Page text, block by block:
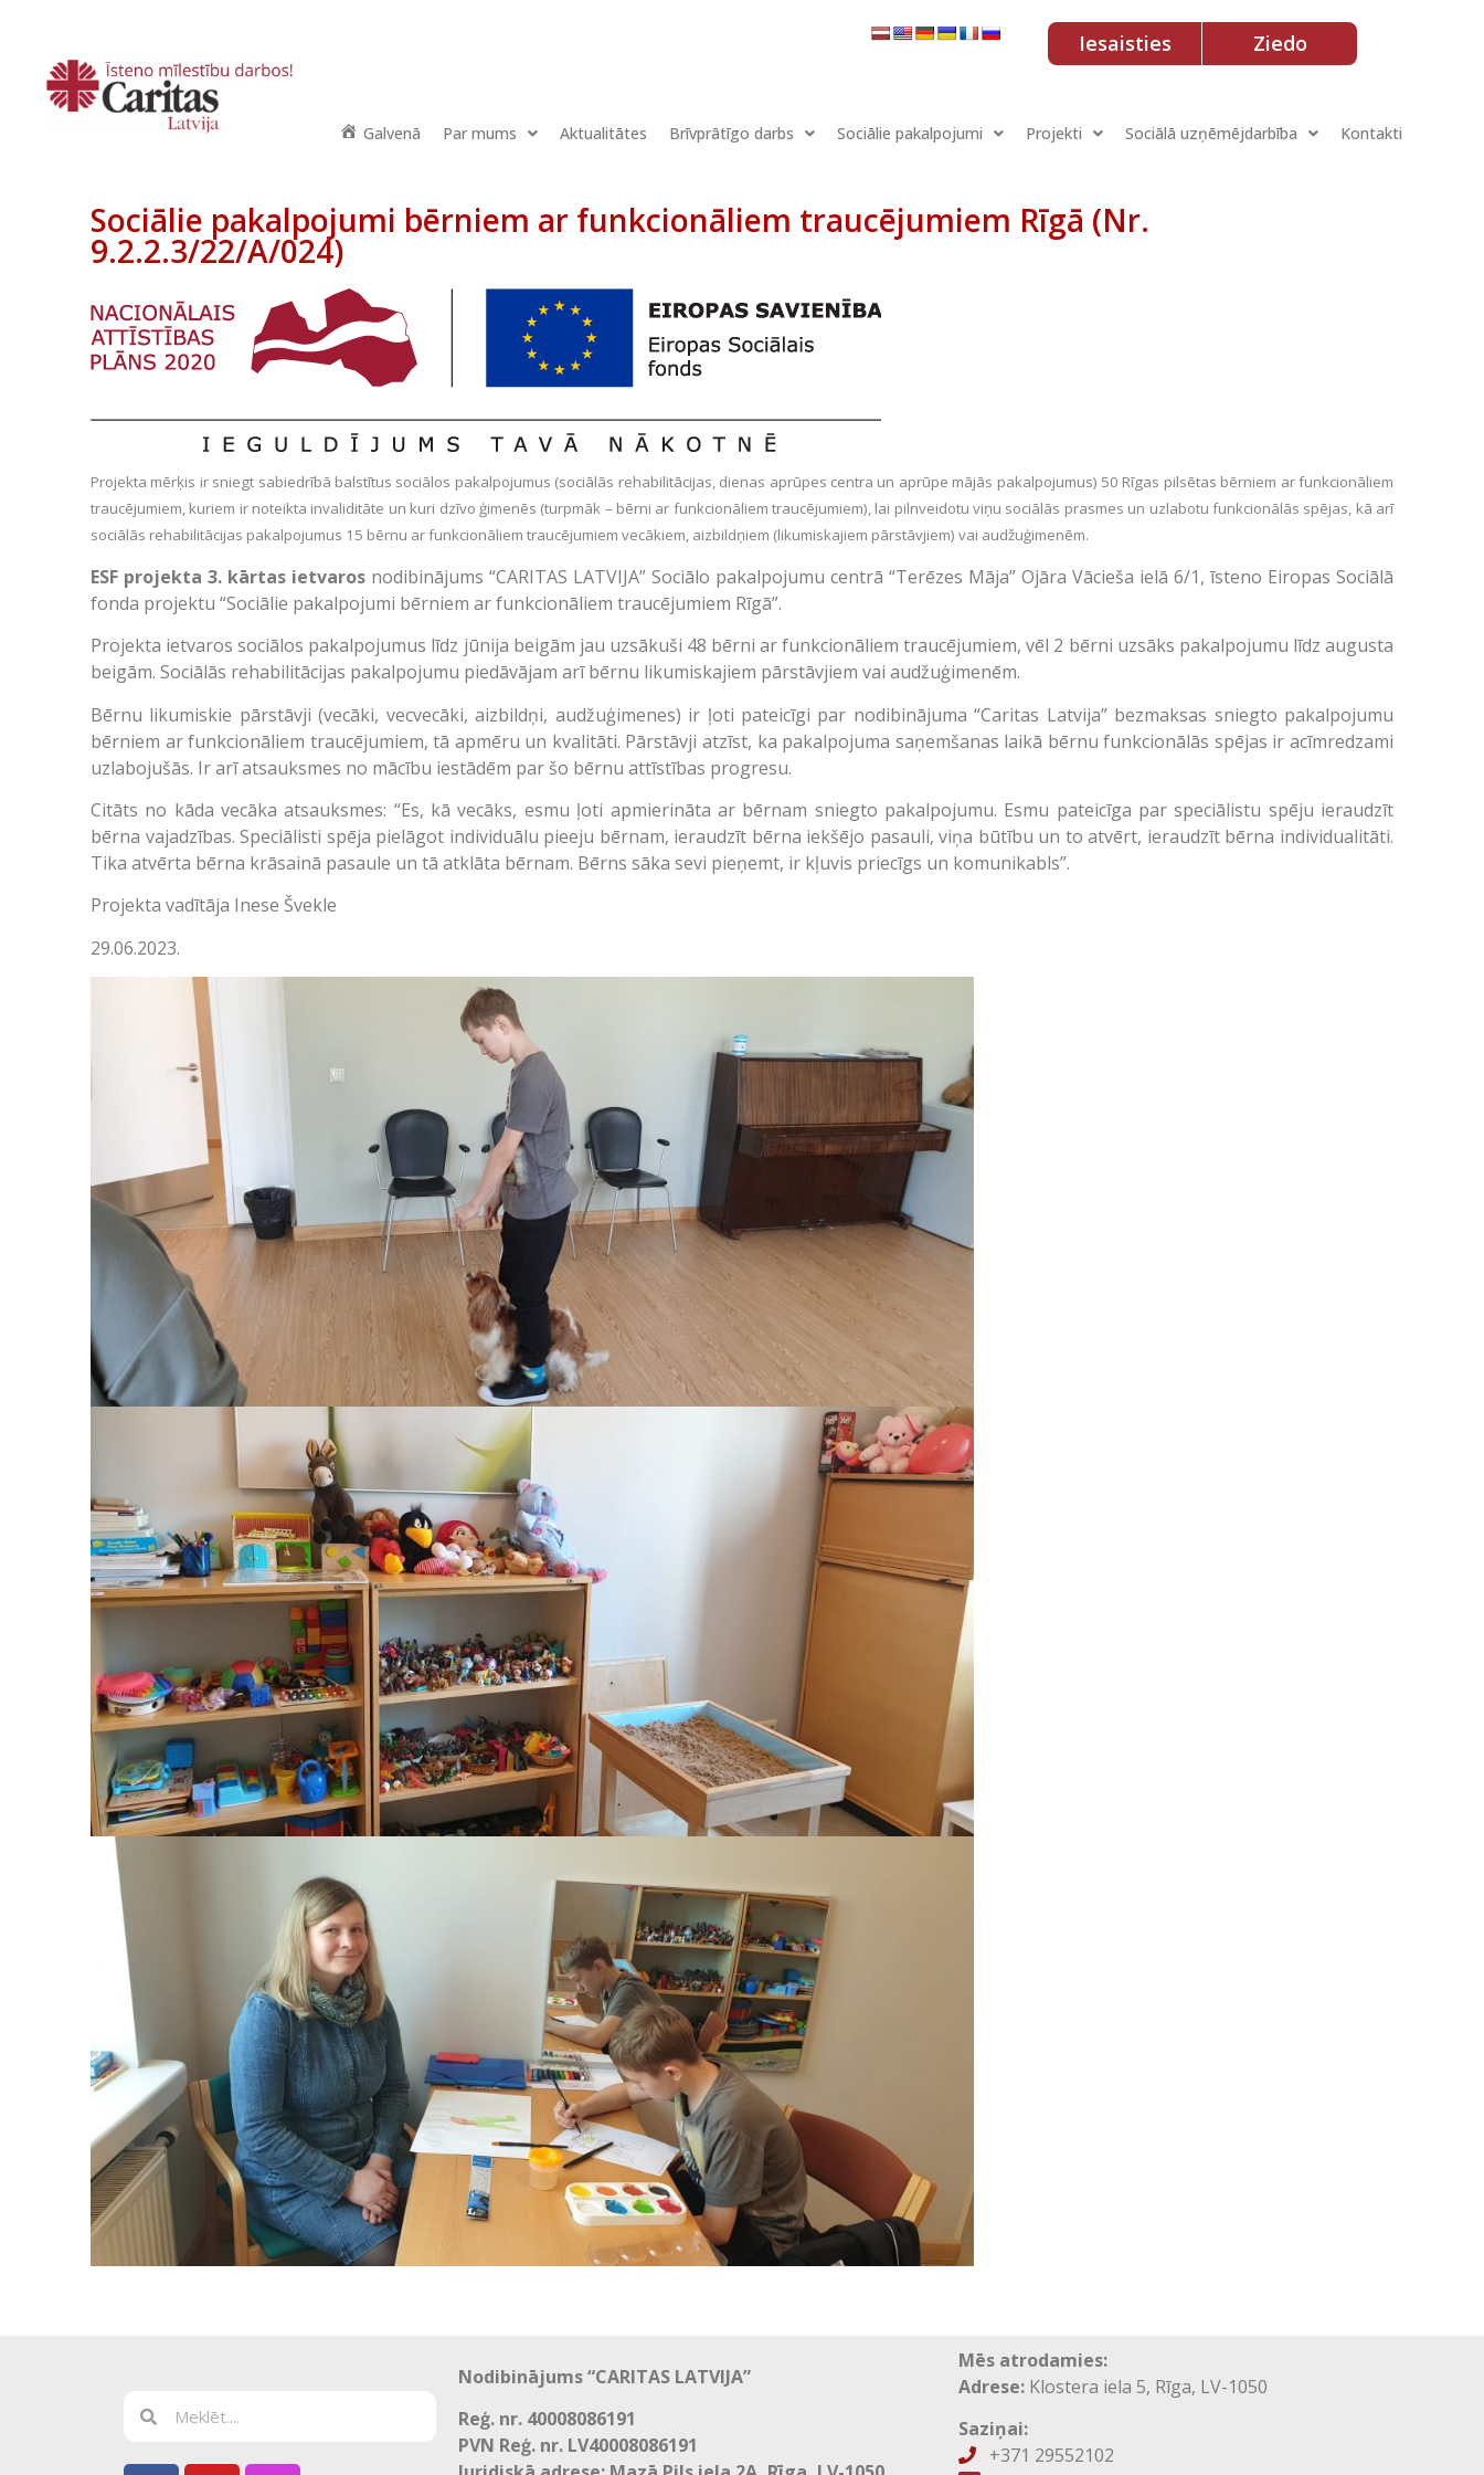
Iesaisties Ziedo
Galvenā Par mums Aktualitātes Brīvprātīgo darbs Sociālie pakalpojumi Projekti Sociālā uzņēmējdarbība Kontakti
Sociālie pakalpojumi bērniem ar funkcionāliem traucējumiem Rīgā (Nr.
9.2.2.3/22/A/024)
Projekta mērķis ir sniegt sabiedrībā balstītus sociālos pakalpojumus (sociālās rehabilitācijas, dienas aprūpes centra un aprūpe mājās pakalpojumus) 50 Rīgas pilsētas bērniem ar funkcionāliem
traucējumiem, kuriem ir noteikta invaliditāte un kuri dzīvo ģimenēs (turpmāk – bērni ar funkcionāliem traucējumiem), lai pilnveidotu viņu sociālās prasmes un uzlabotu funkcionālās spējas, kā arī
sociālās rehabilitācijas pakalpojumus 15 bērnu ar funkcionāliem traucējumiem vecākiem, aizbildņiem (likumiskajiem pārstāvjiem) vai audžuģimenēm.
ESF projekta 3. kārtas ietvaros nodibinājums “CARITAS LATVIJA” Sociālo pakalpojumu centrā “Terēzes Māja” Ojāra Vācieša ielā 6/1, īsteno Eiropas Sociālā
fonda projektu “Sociālie pakalpojumi bērniem ar funkcionāliem traucējumiem Rīgā”.
Projekta ietvaros sociālos pakalpojumus līdz jūnija beigām jau uzsākuši 48 bērni ar funkcionāliem traucējumiem, vēl 2 bērni uzsāks pakalpojumu līdz augusta
beigām. Sociālās rehabilitācijas pakalpojumu piedāvājam arī bērnu likumiskajiem pārstāvjiem vai audžuģimenēm.
Bērnu likumiskie pārstāvji (vecāki, vecvecāki, aizbildņi, audžuģimenes) ir ļoti pateicīgi par nodibinājuma “Caritas Latvija” bezmaksas sniegto pakalpojumu
bērniem ar funkcionāliem traucējumiem, tā apmēru un kvalitāti. Pārstāvji atzīst, ka pakalpojuma saņemšanas laikā bērnu funkcionālās spējas ir acīmredzami
uzlabojušās. Ir arī atsauksmes no mācību iestādēm par šo bērnu attīstības progresu.
Citāts no kāda vecāka atsauksmes: “Es, kā vecāks, esmu ļoti apmierināta ar bērnam sniegto pakalpojumu. Esmu pateicīga par speciālistu spēju ieraudzīt
bērna vajadzības. Speciālisti spēja pielāgot individuālu pieeju bērnam, ieraudzīt bērna iekšējo pasauli, viņa būtību un to atvērt, ieraudzīt bērna individualitāti.
Tika atvērta bērna krāsainā pasaule un tā atklāta bērnam. Bērns sāka sevi pieņemt, ir kļuvis priecīgs un komunikabls”.
Projekta vadītāja Inese Švekle
29.06.2023.
Nodibinājums “CARITAS LATVIJA”
Reģ. nr. 40008086191
PVN Reģ. nr. LV40008086191
Mēs atrodamies:
Adrese: Klostera iela 5, Rīga, LV-1050
Saziņai:
+371 29552102